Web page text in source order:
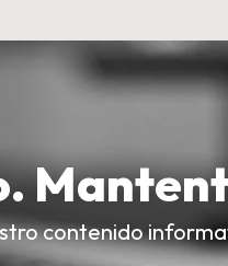
contenido